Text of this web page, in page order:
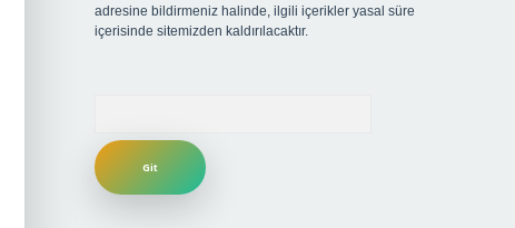
adresine bildirmeniz halinde, ilgili içerikler yasal süre
içerisinde sitemizden kaldırılacaktır.